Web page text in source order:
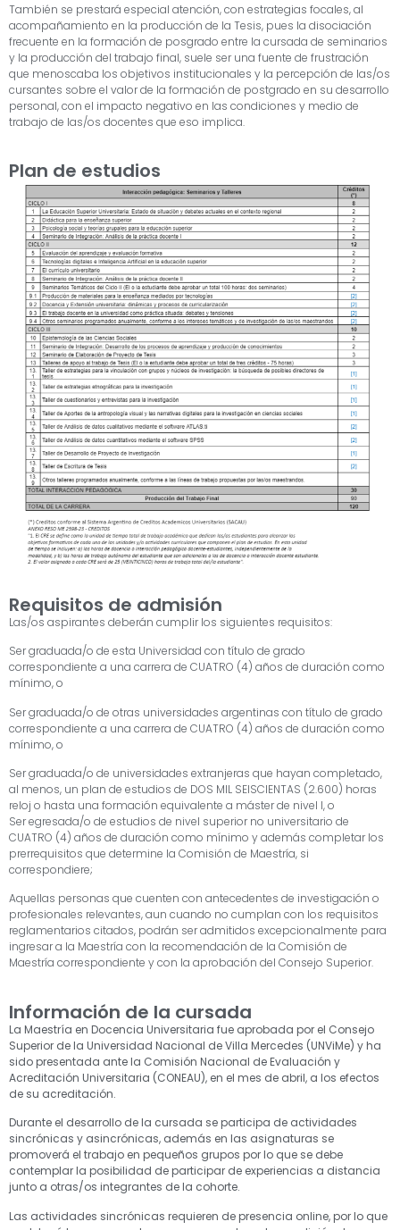
También se prestará especial atención, con estrategias focales, al
acompañamiento en la producción de la Tesis, pues la disociación
frecuente en la formación de posgrado entre la cursada de seminarios
y la producción del trabajo final, suele ser una fuente de frustración
que menoscaba los objetivos institucionales y la percepción de las/os
cursantes sobre el valor de la formación de postgrado en su desarrollo
personal, con el impacto negativo en las condiciones y medio de
trabajo de las/os docentes que eso implica.
Plan de estudios
Requisitos de admisión
Las/os aspirantes deberán cumplir los siguientes requisitos:
Ser graduada/o de esta Universidad con título de grado
correspondiente a una carrera de CUATRO (4) años de duración como
mínimo, o
Ser graduada/o de otras universidades argentinas con título de grado
correspondiente a una carrera de CUATRO (4) años de duración como
mínimo, o
Ser graduada/o de universidades extranjeras que hayan completado,
al menos, un plan de estudios de DOS MIL SEISCIENTAS (2.600) horas
reloj o hasta una formación equivalente a máster de nivel I, o
Ser egresada/o de estudios de nivel superior no universitario de
CUATRO (4) años de duración como mínimo y además completar los
prerrequisitos que determine la Comisión de Maestría, si
correspondiere;
Aquellas personas que cuenten con antecedentes de investigación o
profesionales relevantes, aun cuando no cumplan con los requisitos
reglamentarios citados, podrán ser admitidos excepcionalmente para
ingresar a la Maestría con la recomendación de la Comisión de
Maestría correspondiente y con la aprobación del Consejo Superior.
Información de la cursada
La Maestría en Docencia Universitaria fue aprobada por el Consejo
Superior de la Universidad Nacional de Villa Mercedes (UNViMe) y ha
sido presentada ante la Comisión Nacional de Evaluación y
Acreditación Universitaria (CONEAU), en el mes de abril, a los efectos
de su acreditación.
Durante el desarrollo de la cursada se participa de actividades
sincrónicas y asincrónicas, además en las asignaturas se
promoverá el trabajo en pequeños grupos por lo que se debe
contemplar la posibilidad de participar de experiencias a distancia
junto a otras/os integrantes de la cohorte.
Las actividades sincrónicas requieren de presencia online, por lo que